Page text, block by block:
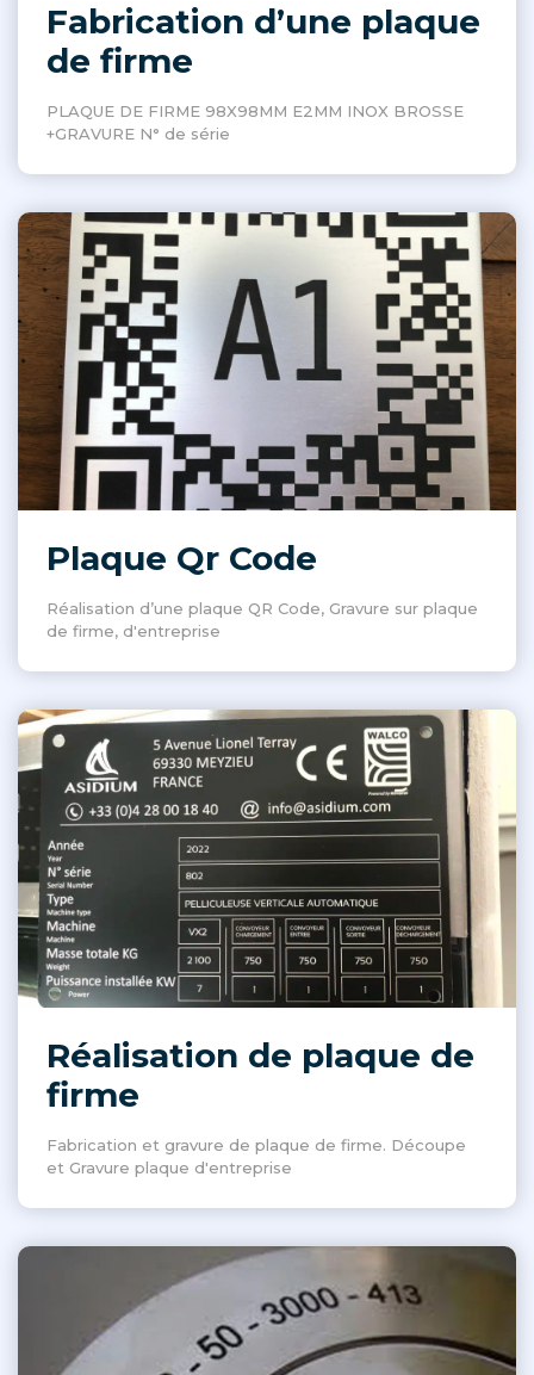
Fabrication d’une plaque
de firme
PLAQUE DE FIRME 98X98MM E2MM INOX BROSSE
+GRAVURE N° de série
Plaque Qr Code
Réalisation d’une plaque QR Code, Gravure sur plaque
de firme, d'entreprise
Réalisation de plaque de
firme
Fabrication et gravure de plaque de firme. Découpe
et Gravure plaque d'entreprise